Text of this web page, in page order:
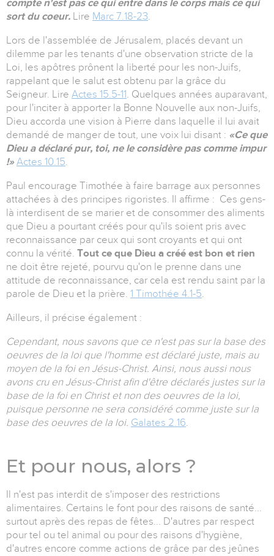
compte n'est pas ce qui entre dans le corps mais ce qui
sort du coeur. Lire Marc 7.18-23.
Lors de l'assemblée de Jérusalem, placés devant un
dilemme par les tenants d'une observation stricte de la
Loi, les apôtres prônent la liberté pour les non-Juifs,
rappelant que le salut est obtenu par la grâce du
Seigneur. Lire Actes 15.5-11. Quelques années auparavant,
pour l'inciter à apporter la Bonne Nouvelle aux non-Juifs,
Dieu accorda une vision à Pierre dans laquelle il lui avait
demandé de manger de tout, une voix lui disant : «Ce que
Dieu a déclaré pur, toi, ne le considère pas comme impur
!» Actes 10.15.
Paul encourage Timothée à faire barrage aux personnes
attachées à des principes rigoristes. Il affirme : Ces gens-
là interdisent de se marier et de consommer des aliments
que Dieu a pourtant créés pour qu'ils soient pris avec
reconnaissance par ceux qui sont croyants et qui ont
connu la vérité. Tout ce que Dieu a créé est bon et rien
ne doit être rejeté, pourvu qu'on le prenne dans une
attitude de reconnaissance, car cela est rendu saint par la
parole de Dieu et la prière. 1 Timothée 4.1-5.
Ailleurs, il précise également :
Cependant, nous savons que ce n'est pas sur la base des
oeuvres de la loi que l'homme est déclaré juste, mais au
moyen de la foi en Jésus-Christ. Ainsi, nous aussi nous
avons cru en Jésus-Christ afin d'être déclarés justes sur la
base de la foi en Christ et non des oeuvres de la loi,
puisque personne ne sera considéré comme juste sur la
base des oeuvres de la loi. Galates 2.16.
Et pour nous, alors ?
Il n'est pas interdit de s'imposer des restrictions
alimentaires. Certains le font pour des raisons de santé...
surtout après des repas de fêtes... D'autres par respect
pour tel ou tel animal ou pour des raisons d'hygiène,
d'autres encore comme actions de grâce par des jeûnes